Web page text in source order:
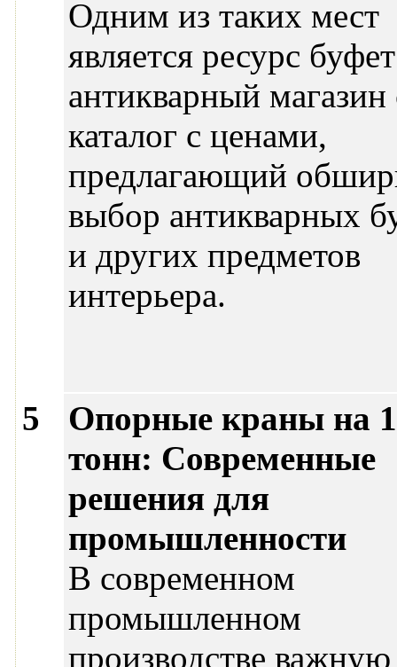
Одним из таких мест
является ресурс буфет
антикварный магазин
каталог с ценами,
предлагающий
выбор антикварных
и других предметов
интерьера.
5
Опорные краны на
тонн: Современные
решения для
промышленности
В современном
промышленном
производстве